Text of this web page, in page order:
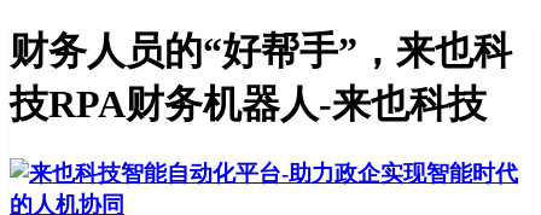
财务人员的“好帮手”，来也科
技RPA财务机器人-来也科技